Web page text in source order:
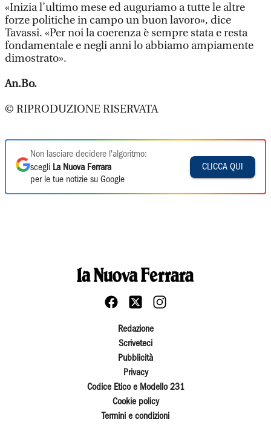
«Inizia l’ultimo mese ed auguriamo a tutte le altre
forze politiche in campo un buon lavoro», dice
Tavassi. «Per noi la coerenza è sempre stata e resta
fondamentale e negli anni lo abbiamo ampiamente
dimostrato».
An.Bo.
© RIPRODUZIONE RISERVATA
Non lasciare decidere l'algoritmo:
scegli La Nuova Ferrara
per le tue notizie su Google
CLICCA QUI
Redazione
Scriveteci
Pubblicità
Privacy
Codice Etico e Modello 231
Cookie policy
Termini e condizioni